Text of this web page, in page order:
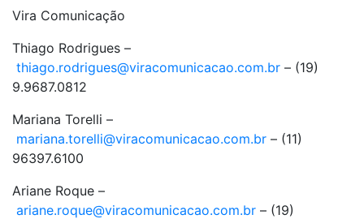
Vira Comunicação
Thiago Rodrigues –
thiago.rodrigues@viracomunicacao.com.br – (19)
9.9687.0812
Mariana Torelli –
mariana.torelli@viracomunicacao.com.br – (11)
96397.6100
Ariane Roque –
ariane.roque@viracomunicacao.com.br – (19)